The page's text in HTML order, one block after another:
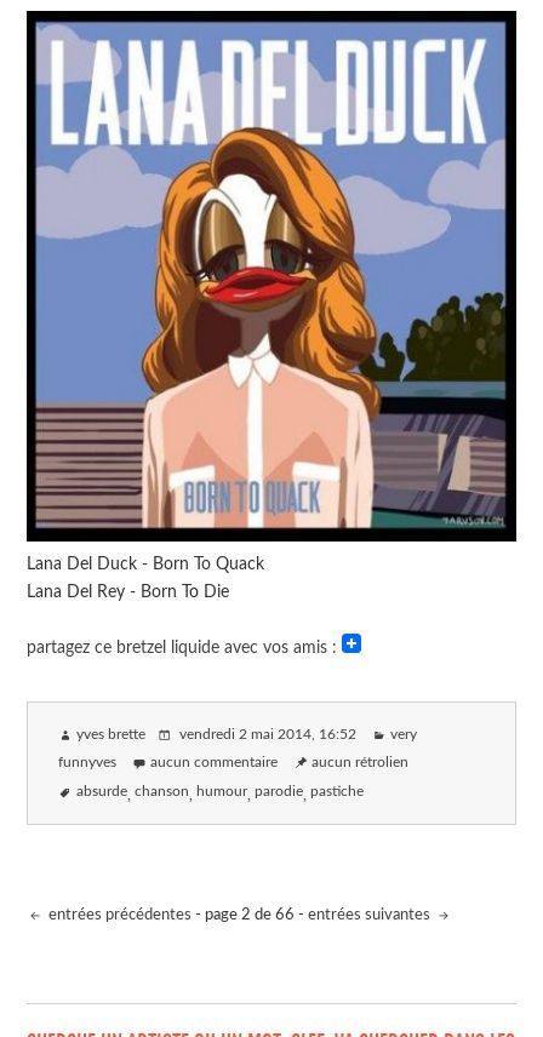
Lana Del Duck - Born To Quack
Lana Del Rey - Born To Die
partagez ce bretzel liquide avec vos amis :
yves brette vendredi 2 mai 2014 , 16:52 very
funnyves aucun commentaire aucun rétrolien
absurde chanson humour parodie pastiche
entrées précédentes - page 2 de 66 -entrées suivantes